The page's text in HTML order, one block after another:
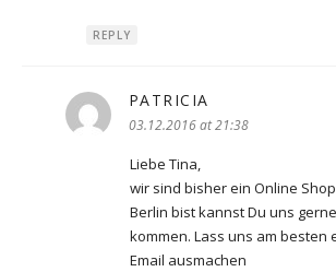
REPLY
PATRICIA
03.12.2016 at 21:38
Liebe Tina,
wir sind bisher ein Online
Berlin bist kannst Du uns
kommen. Lass uns am besten
Email ausmachen